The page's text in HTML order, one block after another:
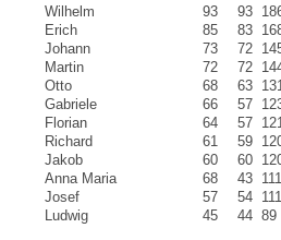
Wilhelm 93 93
Erich 85 83
Johann 73 72
Martin 72 72
Otto 68 63
Gabriele 66 57
Florian 64 57
Richard 61 59
Jakob 60 60
Anna Maria 68 43
111
Josef 57 54
111
Ludwig 45 44 89